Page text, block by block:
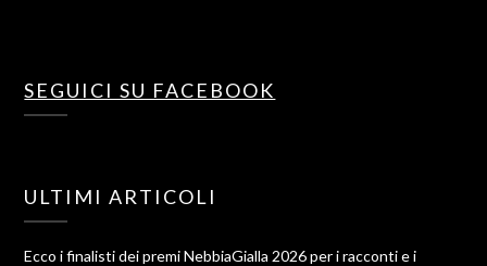
SEGUICI SU FACEBOOK
ULTIMI ARTICOLI
Ecco i finalisti dei premi NebbiaGialla 2026 per i racconti e i